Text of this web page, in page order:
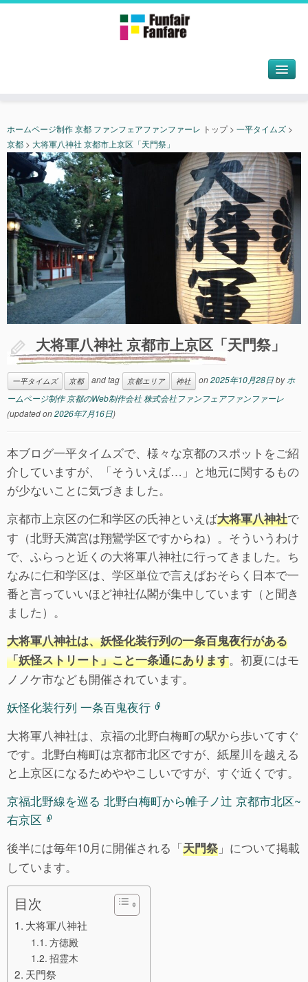
ホームページ制作 京都 ファンフェアファンファーレ トップ> 一平タイムズ >
京都 > 大将軍八神社 京都市上京区「天門祭」
大将軍八神社 京都市上京区「天門祭」
一平タイムズ 京都 and tag 京都エリア 神社 on2025年10月28日byホ
ームページ制作 京都のWeb制作会社 株式会社ファンフェアファンファーレ
(updated on2026年7月16日)
本ブログ一平タイムズで、様々な京都のスポットをご紹
介していますが、「そういえば…」と地元に関するもの
が少ないことに気づきました。
京都市上京区の仁和学区の氏神といえば大将軍八神社で
す（北野天満宮は翔鸞学区ですからね）。そういうわけ
で、ふらっと近くの大将軍八神社に行ってきました。ち
なみに仁和学区は、学区単位で言えばおそらく日本で一
番と言っていいほど神社仏閣が集中しています（と聞き
ました）。
大将軍八神社は、妖怪化装行列の一条百鬼夜行がある
「妖怪ストリート」こと一条通にあります。初夏にはモ
ノノケ市なども開催されています。
妖怪化装行列 一条百鬼夜行
大将軍八神社は、京福の北野白梅町の駅から歩いてすぐ
です。北野白梅町は京都市北区ですが、紙屋川を越える
と上京区になるためややこしいですが、すぐ近くです。
京福北野線を巡る 北野白梅町から帷子ノ辻 京都市北区~
右京区
後半には毎年10月に開催される「天門祭 」について掲載
しています。
目次
大将軍八神社
方徳殿
招霊木
天門祭